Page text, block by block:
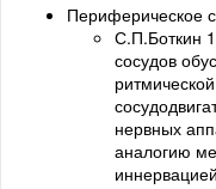
Периферическое
С.П.Боткин
сосудов
нервных
аналогию